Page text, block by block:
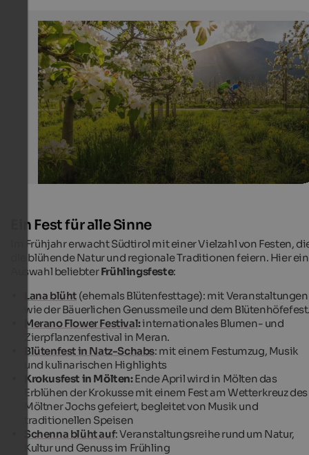
Blühende Obstgärten in Tramin
Radtour durch die Obstplantagen in Tramin an der
Tourismusverein Tramin - Antie Braito
Ein Fest für alle Sinne
Im Frühjahr erwacht Südtirol mit einer Vielzahl von Festen,
die blühende Natur und regionale Traditionen feiern. Hier
Auswahl beliebterFrühlingsfeste:
Lana blüht (ehemals Blütenfesttage): mit Veranstaltungen
wie der Bäuerlichen Genussmeile und dem
Merano Flower Festival:internationales Blumen- und
Zierpflanzenfestival in Meran.
Blütenfest in Natz-Schabs: mit einem Festumzug, Musik
und kulinarischen Highlights
Krokusfest in Mölten:Ende April wird in Mölten das
Erblühen der Krokusse mit einem Fest am Wetterkreuz des
Möltner Jochs gefeiert, begleitet von Musik und
traditionellen Speisen
Schenna blüht auf: Veranstaltungsreihe rund um Natur,
Kultur und Genuss im Frühling